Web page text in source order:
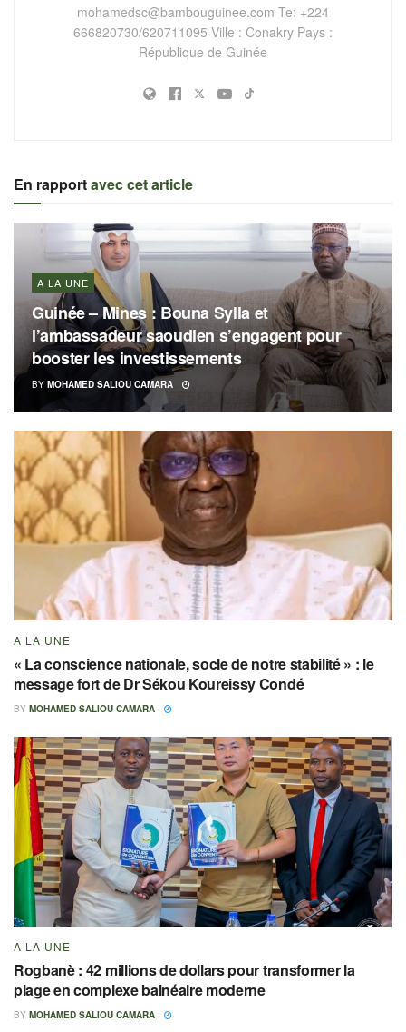
mohamedsc@bambouguinee.com Te: +224
666820730/620711095 Ville : Conakry Pays :
République de Guinée
En rapportavec cet article
A LA UNE
Guinée – Mines : Bouna Sylla et
l’ambassadeur saoudien s’engagent pour
booster les investissements
BY MOHAMED SALIOU CAMARA
A LA UNE
« La conscience nationale, socle de notre stabilité » : le
message fort de Dr Sékou Koureissy Condé
BY MOHAMED SALIOU CAMARA
A LA UNE
Rogbanè : 42 millions de dollars pour transformer la
plage en complexe balnéaire moderne
BY MOHAMED SALIOU CAMARA